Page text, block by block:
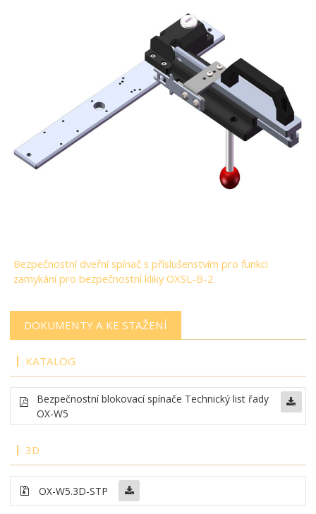
Bezpečnostní dveřní spínač s příslušenstvím pro funkci
zamykání pro bezpečnostní kliky OXSL-B-2
DOKUMENTY A KE STAŽENÍ
KATALOG
Bezpečnostní blokovací spínače Technický list řady
OX-W5
3D
OX-W5.3D-STP